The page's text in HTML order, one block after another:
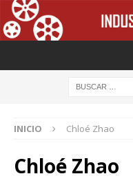
INICIO Chloé Zhao
Chloé Zhao